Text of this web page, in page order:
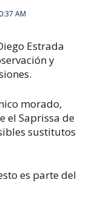
AM
Estrada
y
morado,
el Saprissa de
sustitutos
es parte del